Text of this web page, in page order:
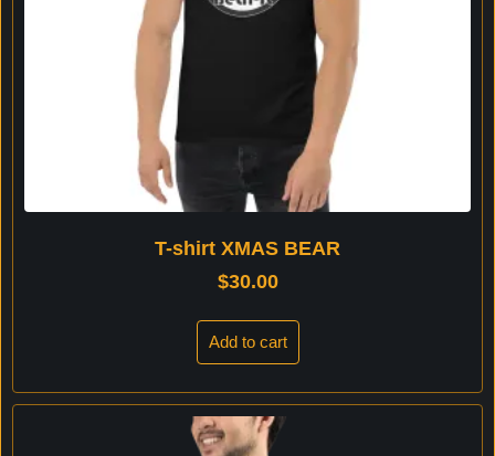
T-shirt XMAS BEAR
$30.00
Add to cart